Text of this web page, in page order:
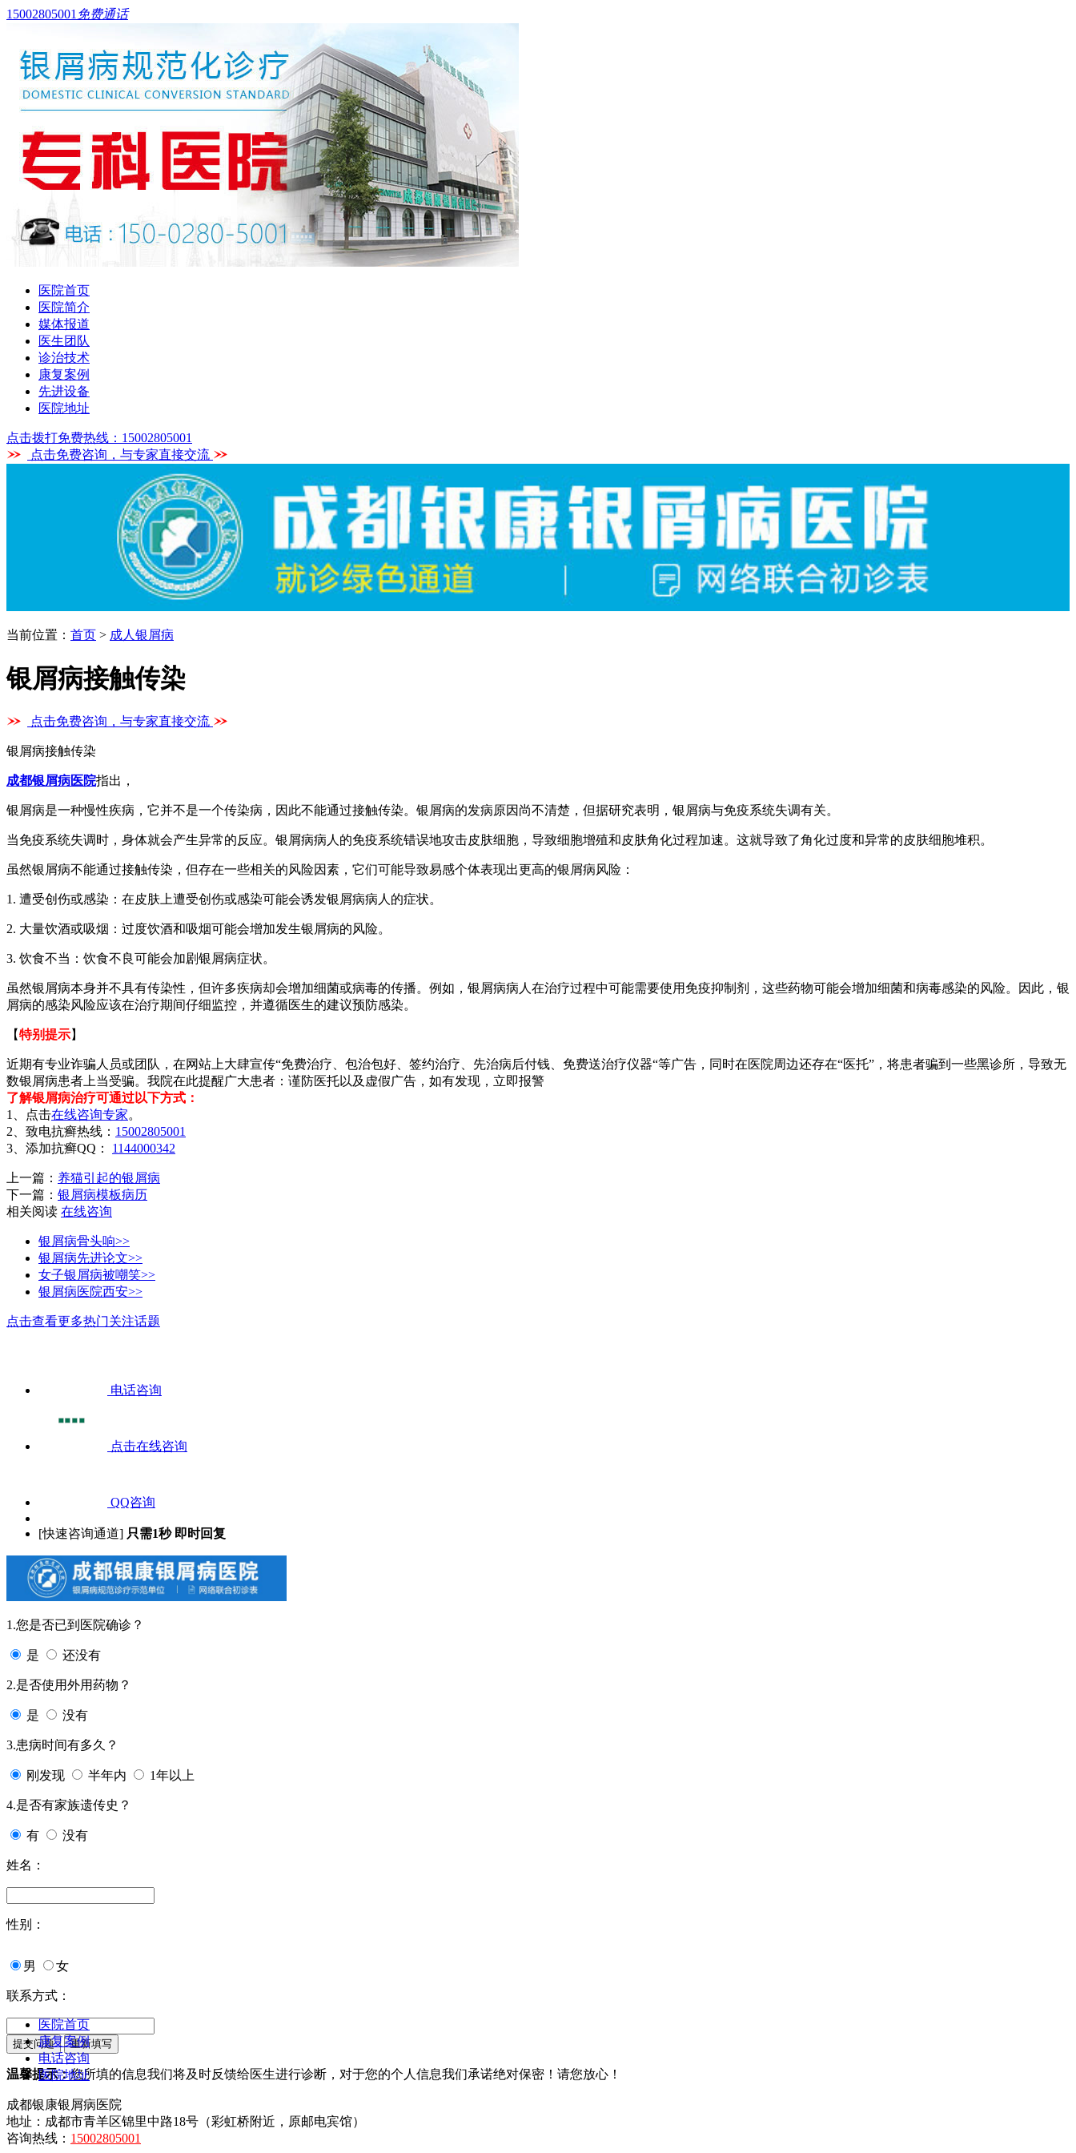
15002805001 免费通话
医院首页
医院简介
媒体报道
医生团队
诊治技术
康复案例
先进设备
医院地址
点击拨打免费热线：15002805001
点击免费咨询，与专家直接交流
当前位置： 首页 > 成人银屑病
银屑病接触传染
点击免费咨询，与专家直接交流
银屑病接触传染
成都银屑病医院指出，
银屑病是一种慢性疾病，它并不是一个传染病，因此不能通过接触传染。银屑病的发病原因尚不清楚，但据研究表明，银屑病与免疫系统失调有关。
当免疫系统失调时，身体就会产生异常的反应。银屑病病人的免疫系统错误地攻击皮肤细胞，导致细胞增殖和皮肤角化过程加速。这就导致了角化过度和异常的皮肤细胞堆积。
虽然银屑病不能通过接触传染，但存在一些相关的风险因素，它们可能导致易感个体表现出更高的银屑病风险：
1. 遭受创伤或感染：在皮肤上遭受创伤或感染可能会诱发银屑病病人的症状。
2. 大量饮酒或吸烟：过度饮酒和吸烟可能会增加发生银屑病的风险。
3. 饮食不当：饮食不良可能会加剧银屑病症状。
虽然银屑病本身并不具有传染性，但许多疾病却会增加细菌或病毒的传播。例如，银屑病病人在治疗过程中可能需要使用免疫抑制剂，这些药物可能会增加细菌和病毒感染的风险。因此，银
屑病的感染风险应该在治疗期间仔细监控，并遵循医生的建议预防感染。
【特别提示】
近期有专业诈骗人员或团队，在网站上大肆宣传“免费治疗、包治包好、签约治疗、先治病后付钱、免费送治疗仪器“等广告，同时在医院周边还存在“医托”，将患者骗到一些黑诊所，导致无
数银屑病患者上当受骗。我院在此提醒广大患者：谨防医托以及虚假广告，如有发现，立即报警
了解银屑病治疗可通过以下方式：
1、点击在线咨询专家。
2、致电抗癣热线： 15002805001
3、添加抗癣QQ： 1144000342
上一篇： 养猫引起的银屑病
下一篇： 银屑病模板病历
相关阅读 在线咨询
银屑病骨头响>>
银屑病先进论文>>
女子银屑病被嘲笑>>
银屑病医院西安>>
点击查看更多热门关注话题
电话咨询
点击在线咨询
QQ咨询
[快速咨询通道] 只需1秒 即时回复
1.您是否已到医院确诊？
是 还没有
2.是否使用外用药物？
是 没有
3.患病时间有多久？
刚发现 半年内 1年以上
4.是否有家族遗传史？
有 没有
姓名：
性别：
男 女
联系方式：
温馨提示：您所填的信息我们将及时反馈给医生进行诊断，对于您的个人信息我们承诺绝对保密！请您放心！
医院首页
康复案例
电话咨询
医院地址
成都银康银屑病医院
地址：成都市青羊区锦里中路18号（彩虹桥附近，原邮电宾馆）
咨询热线： 15002805001